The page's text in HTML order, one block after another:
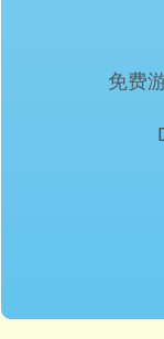
免费